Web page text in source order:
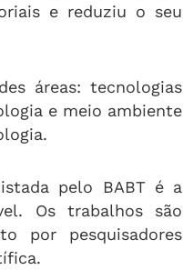
e reduziu o seu
áreas: tecnologias
e meio ambiente
pelo BABT é a
Os trabalhos são
por pesquisadores